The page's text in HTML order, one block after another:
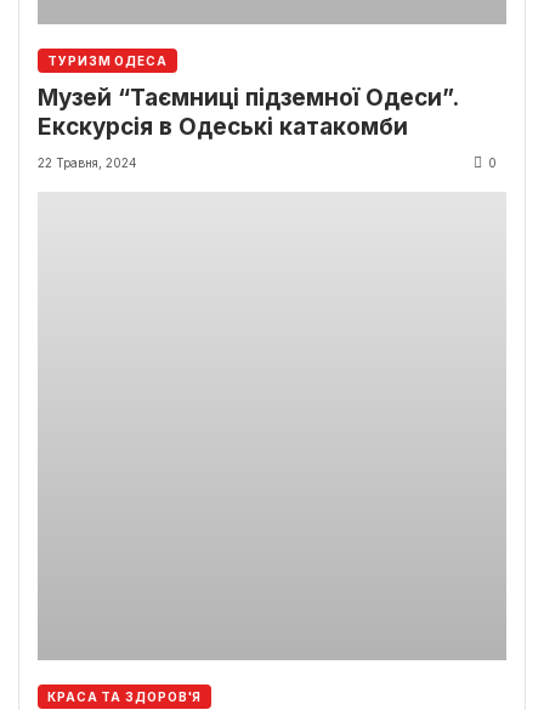
ТУРИЗМ ОДЕСА
Музей “Таємниці підземної Одеси”.
Екскурсія в Одеські катакомби
22 Травня, 2024 0
КРАСА ТА ЗДОРОВ'Я